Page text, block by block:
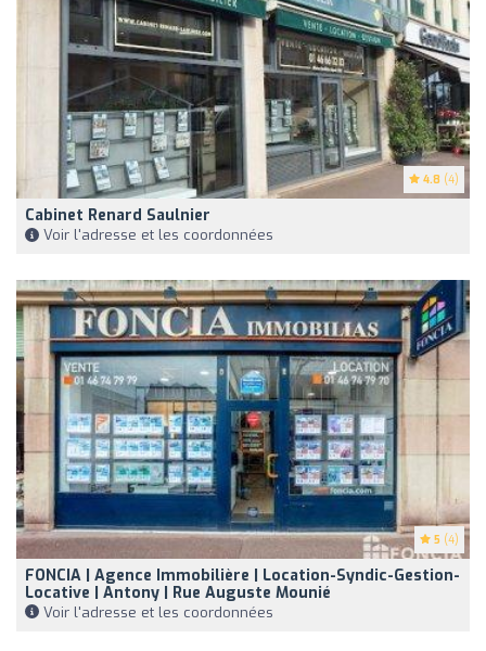
4.8 (4)
Cabinet Renard Saulnier
Voir l'adresse et les coordonnées
5 (4)
FONCIA | Agence Immobilière | Location-Syndic-Gestion-
Locative | Antony | Rue Auguste Mounié
Voir l'adresse et les coordonnées